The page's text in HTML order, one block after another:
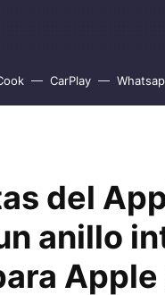
CarPlay
del
anillo